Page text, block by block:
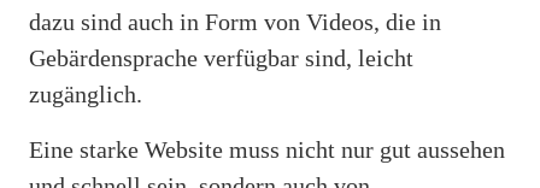
dazu sind auch in Form von Videos, die in
Gebärdensprache verfügbar sind, leicht
zugänglich.
Eine starke Website muss nicht nur gut aussehen